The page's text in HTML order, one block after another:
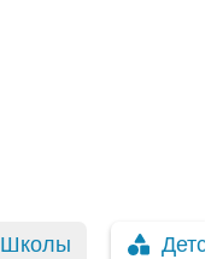
Школы